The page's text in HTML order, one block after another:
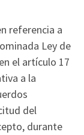
referencia a
Ley de
el artículo 17
a la
del
durante